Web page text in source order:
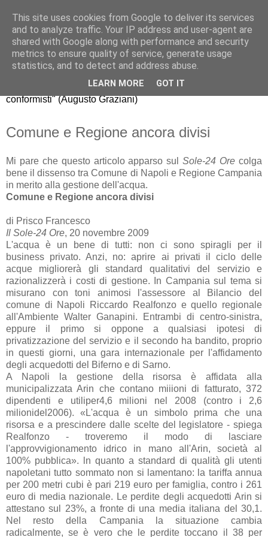
Riccardo Realfonzo
"dissento da quello che gli economisti americani chiamano
mainstream, il comune modo di pensare della maggioranza.
La nuova generazione di economisti, purtroppo, è fatta di
conformisti" (Augusto Graziani)
Comune e Regione ancora divisi
Mi pare che questo articolo apparso sulSole-24 Ore colga
bene il dissenso tra Comune di Napoli e Regione Campania
in merito alla gestione dell'acqua.
Comune e Regione ancora divisi
di Prisco Francesco
Il Sole-24 Ore, 20 novembre 2009
L'acqua è un bene di tutti: non ci sono spiragli per il
business privato. Anzi, no: aprire ai privati il ciclo delle
acque migliorerà gli standard qualitativi del servizio e
razionalizzerà i costi di gestione. In Campania sul tema si
misurano con toni animosi l'assessore al Bilancio del
comune di Napoli Riccardo Realfonzo e quello regionale
all'Ambiente Walter Ganapini. Entrambi di centro-sinistra,
eppure il primo si oppone a qualsiasi ipotesi di
privatizzazione del servizio e il secondo ha bandito, proprio
in questi giorni, una gara internazionale per l'affidamento
degli acquedotti del Biferno e di Sarno.
A Napoli la gestione della risorsa è affidata alla
municipalizzata Arin che contano miiioni di fatturato, 372
dipendenti e utiliper4,6 milioni nel 2008 (contro i 2,6
milionidel2006). «L'acqua è un simbolo prima che una
risorsa e a prescindere dalle scelte del legislatore - spiega
Realfonzo - troveremo il modo di lasciare
l'approvvigionamento idrico in mano all'Arin, società al
100% pubblica». ln quanto a standard di qualità gli utenti
napoletani tutto sommato non si lamentano: la tariffa annua
per 200 metri cubi è pari 219 euro per famiglia, contro i 261
euro di media nazionale. Le perdite degli acquedotti Arin si
attestano sul 23%, a fronte di una media italiana del 30,1.
Nel resto della Campania la situazione cambia
radicalmente, se è vero che le perdite toccano il 38 per
This site uses cookies from Google to deliver its services
and to analyze traffic. Your IP address and user-agent are
shared with Google along with performance and security
metrics to ensure quality of service, generate usage
statistics, and to detect and address abuse.
LEARN MORE GOT IT